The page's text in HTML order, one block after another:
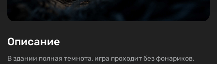
Описание
В здании полная темнота, игра проходит без фонариков.